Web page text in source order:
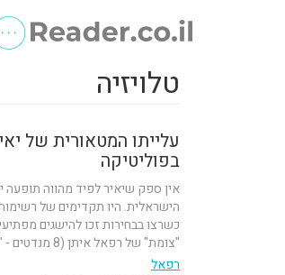
טלויזיה
עלייתו המטאורית של
בפוליטיקה
אין ספק שיאיר לפיד מהווה תופעה
הישראלית. היו תקדימים של
כשרצו בבחירות זכו להישגים
"צומת" של רפאל איתן (8 מנדטים - "רפול ושבעת הגמדים"),...
רפאל